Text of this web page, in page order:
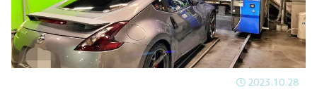
2023.10.28